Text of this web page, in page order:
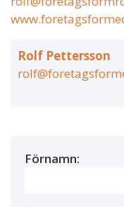
Rolf Pettersson
Förnamn: